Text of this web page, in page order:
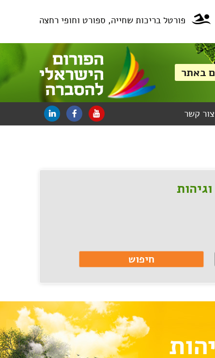
פורטל בריכות שחייה, ספורט וחופי רחצה
צור קשר